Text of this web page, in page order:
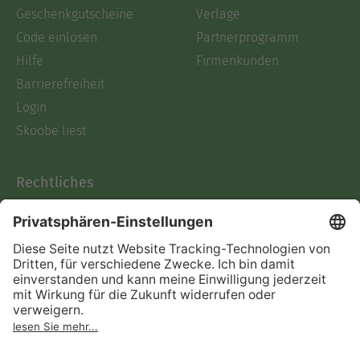
Geschenkgutscheine
Code einlösen
Hilfe
Barrierefreiheit
Login
Skoobe liest
Verlage
Partnerprogramm
Firmenkunden
Rechtliches
AGB
Informationen nach Data
Act
Verträge hier kündigen
Impressum